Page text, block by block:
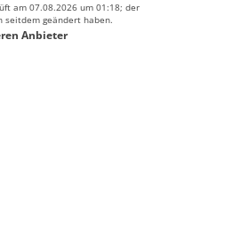
am 07.08.2026 um 01:18; der
seitdem geändert haben.
Anbieter